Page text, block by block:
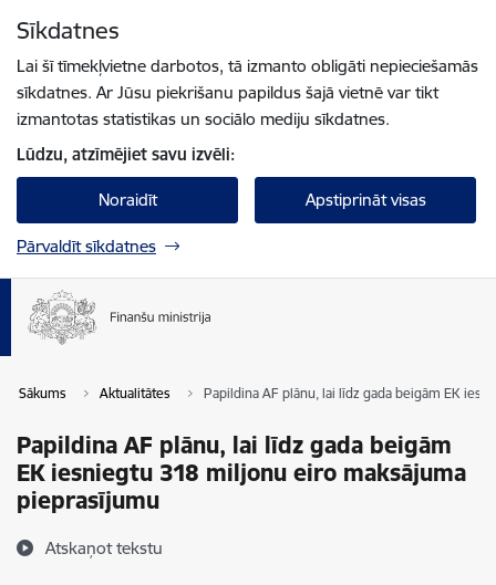
Sīkdatnes
Lai šī tīmekļvietne darbotos, tā izmanto obligāti nepieciešamās
sīkdatnes. Ar Jūsu piekrišanu papildus šajā vietnē var tikt
izmantotas statistikas un sociālo mediju sīkdatnes.
Lūdzu, atzīmējiet savu izvēli:
Noraidīt Apstiprināt visas
Pārvaldīt sīkdatnes
Sākums Aktualitātes Papildina AF plānu, lai līdz gada beigām EK
Papildina AF plānu, lai līdz gada beigām
EK iesniegtu 318 miljonu eiro maksājuma
pieprasījumu
Atskaņot tekstu